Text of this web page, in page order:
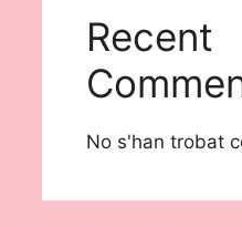
Recent
No s'han trobat